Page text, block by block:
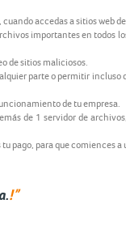
accedas a sitios web
importantes en todos
de sitios maliciosos.
parte o permitir incluso
de tu empresa.
de 1 servidor de
pago, para que comiences
!”